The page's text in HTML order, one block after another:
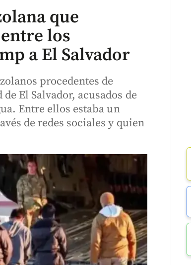
que
los
a El Salvador
procedentes de
El Salvador, acusados de
Entre ellos estaba un
de redes sociales y quien